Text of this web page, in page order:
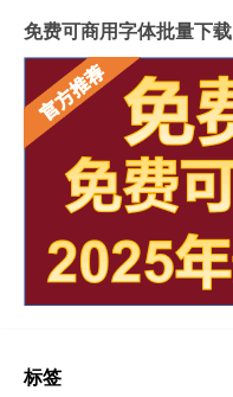
免费可商用字体批量下载
标签